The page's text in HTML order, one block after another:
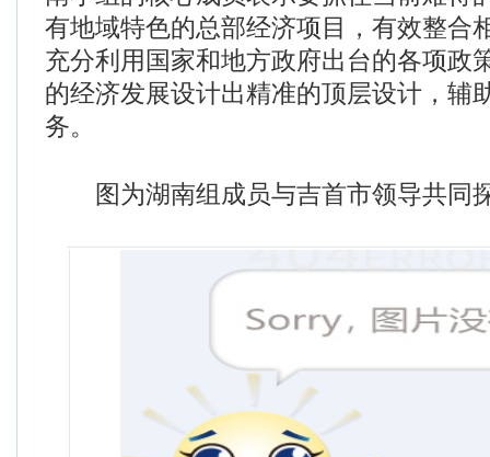
有地域特色的总部经济项目，有效整合
充分利用国家和地方政府出台的各项政
的经济发展设计出精准的顶层设计，辅
务。
图为湖南组成员与吉首市领导共同